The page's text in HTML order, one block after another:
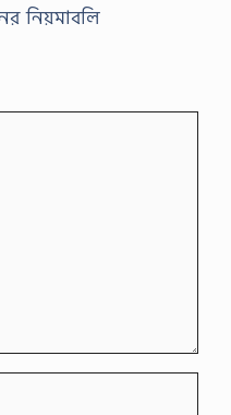
নিয়মাবলি